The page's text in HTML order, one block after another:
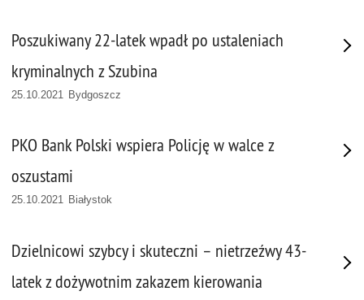
Poszukiwany 22-latek wpadł po ustaleniach
kryminalnych z Szubina
25.10.2021 Bydgoszcz
PKO Bank Polski wspiera Policję w walce z
oszustami
25.10.2021 Białystok
Dzielnicowi szybcy i skuteczni – nietrzeźwy 43-
latek z dożywotnim zakazem kierowania